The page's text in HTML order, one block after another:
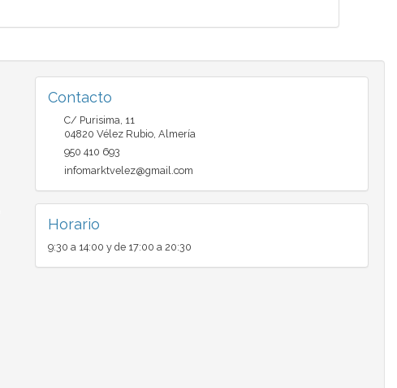
Contacto
C/ Purisima, 11
04820 Vélez Rubio, Almería
950 410 693
infomarktvelez@gmail.com
Horario
9:30 a 14:00 y de 17:00 a 20:30